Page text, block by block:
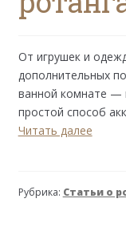
От игрушек и
дополнительных
ванной комнате —
простой способ
Читать далее
Рубрика: Статьи о